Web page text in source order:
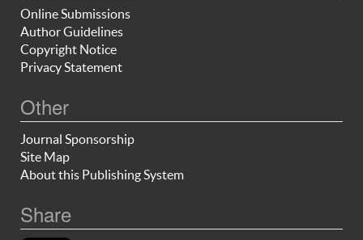
Online Submissions
Author Guidelines
Copyright Notice
Privacy Statement
Other
Journal Sponsorship
Site Map
About this Publishing System
Share